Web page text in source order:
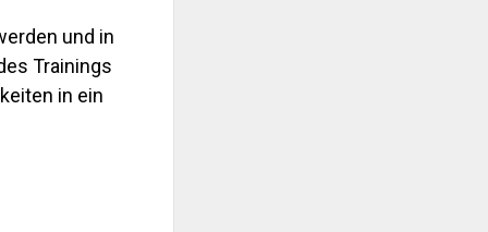
und in
Trainings
in ein